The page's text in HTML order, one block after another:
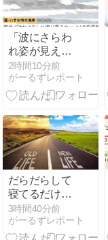
「波にさらわ
れ姿が見えな
い」男性
（38）波にさ
らわれ死亡 交
を散歩中 当時
は波浪注意報
千葉・いすみ
市
2時間10分前
がーるずレポート
だらだらして
寝てるだけで
人生が終わっ
ていく
3時間40分前
がーるずレポート